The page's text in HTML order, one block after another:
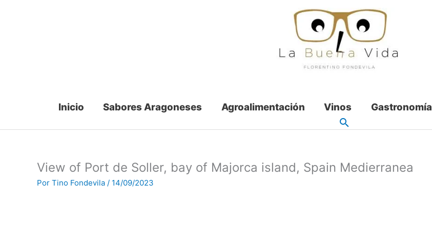
Inicio Sabores Aragoneses Agroalimentación Vinos Gastronomía
View of Port de Soller, bay of Majorca island, Spain Medierranea
Por Tino Fondevila / 14/09/2023